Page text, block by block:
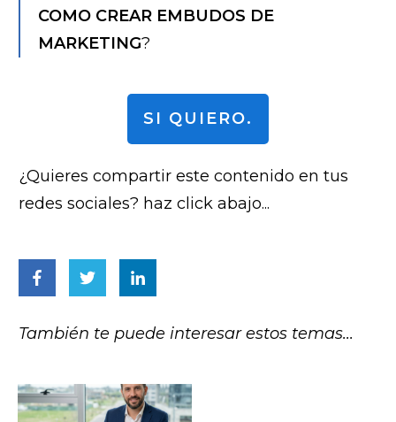
COMO CREAR EMBUDOS DE
MARKETING?
SI QUIERO.
¿Quieres compartir este contenido en tus
redes sociales? haz click abajo...
También te puede interesar estos temas...